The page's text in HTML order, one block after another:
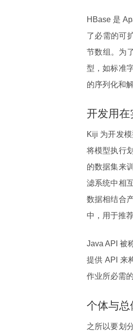
HBase 是
了必需的可
节数组。为
型，如标准
的序列化和
开发用
Kiji 为开发
将模型执行
的数据集来
滤系统中相
数据相结合
中，用于推
Java API 被
提供 API 来
作业所必需
个体与总
之所以要划